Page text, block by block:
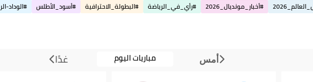
#أخبار_مونديال_2026 #رأي_في_الرياضة #البطولة_الاحترافية #أسود_الأطلس #الوداد-
أمس مباريات اليوم غدًا